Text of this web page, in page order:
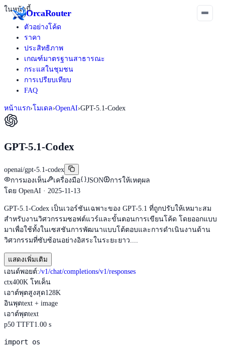
OrcaRouter
ในหน้านี้
ตัวอย่างโค้ด
ราคา
ประสิทธิภาพ
เกณฑ์มาตรฐานสาธารณะ
กระแสในชุมชน
การเปรียบเทียบ
FAQ
หน้าแรก› โมเดล›OpenAI›GPT-5.1-Codex
GPT-5.1-Codex
openai/gpt-5.1-codex
การมองเห็น
เครื่องมือ JSON
การให้เหตุผล
โดย OpenAI · 2025-11-13
GPT-5.1-Codex เป็นเวอร์ชันเฉพาะของ GPT-5.1 ที่ถูกปรับให้เหมาะสม
สำหรับงานวิศวกรรมซอฟต์แวร์และขั้นตอนการเขียนโค้ด โดยออกแบบ
มาเพื่อใช้ทั้งในเซสชันการพัฒนาแบบโต้ตอบและการดำเนินงานด้าน
วิศวกรรมที่ซับซ้อนอย่างอิสระในระยะยาว....
แสดงเพิ่มเติม
เอนด์พอยต์:/v1/chat/completions/v1/responses
ctx400K โทเค็น
เอาต์พุตสูงสุด128K
อินพุตtext + image
เอาต์พุตtext
p50 TTFT1.00 s
import os